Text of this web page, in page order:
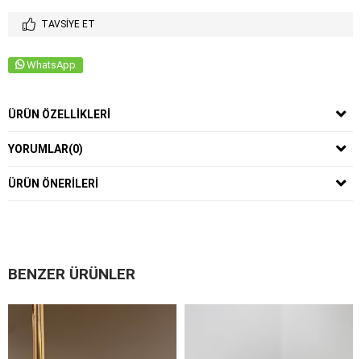
TAVSIYE ET
WhatsApp
ÜRÜN ÖZELLIKLERI
YORUMLAR(0)
ÜRÜN ÖNERILERI
BENZER ÜRÜNLER